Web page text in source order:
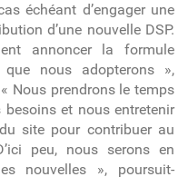
échéant d’engager une
d’une nouvelle DSP.
annoncer la formule
nous adopterons »,
Nous prendrons le temps
besoins et nous entretenir
site pour contribuer au
peu, nous serons en
nouvelles », poursuit-